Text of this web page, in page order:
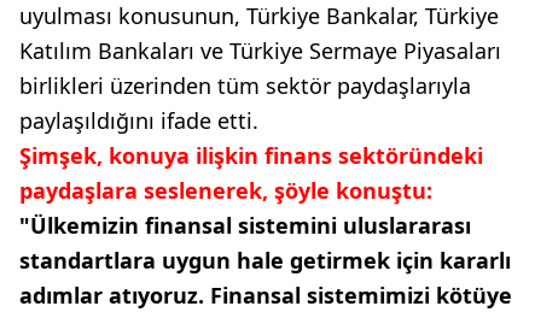
uyulması konusunun, Türkiye Bankalar, Türkiye
Katılım Bankaları ve Türkiye Sermaye Piyasaları
birlikleri üzerinden tüm sektör paydaşlarıyla
paylaşıldığını ifade etti.
Şimşek, konuya ilişkin finans sektöründeki
paydaşlara seslenerek, şöyle konuştu:
"Ülkemizin finansal sistemini uluslararası
standartlara uygun hale getirmek için kararlı
adımlar atıyoruz. Finansal sistemimizi kötüye